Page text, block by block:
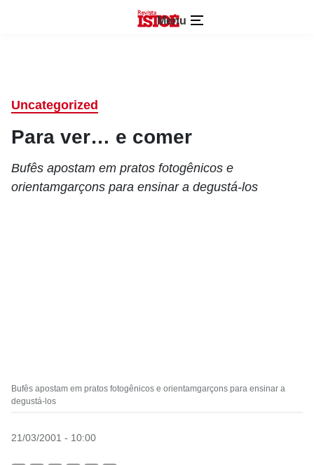
Menu
Uncategorized
Para ver… e comer
Bufês apostam em pratos fotogênicos e
orientamgarçons para ensinar a degustá-los
Bufês apostam em pratos fotogênicos e orientamgarçons para ensinar a
degustá-los
21/03/2001 - 10:00